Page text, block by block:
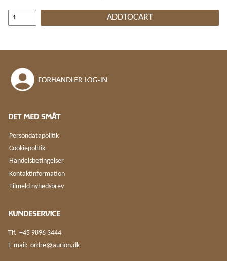
ADDTOCART
DET MED SMÅT
Persondatapolitik
Cookiepolitik
Handelsbetingelser
Kontaktinformation
Tilmeld nyhedsbrev
KUNDESERVICE
Tlf. +45 9896 3444
E-mail: ordre@aurion.dk